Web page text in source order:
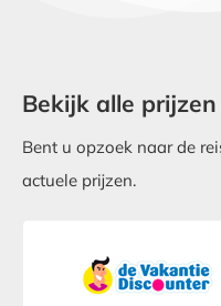
Bekijk alle
Bent u opzoek naar de
actuele prijzen.